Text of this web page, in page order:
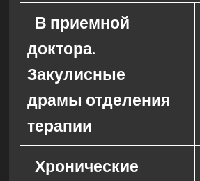
В приемной
доктора.
Закулисные
драмы отделения
терапии
Хронические